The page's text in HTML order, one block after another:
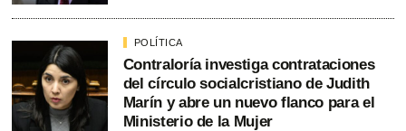
POLÍTICA
Contraloría investiga contrataciones
del círculo socialcristiano de Judith
Marín y abre un nuevo flanco para el
Ministerio de la Mujer